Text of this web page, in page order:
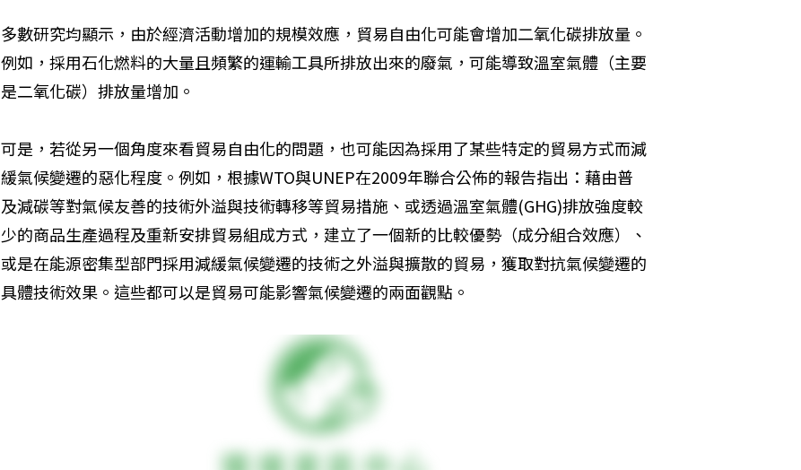
多數研究均顯示，由於經濟活動增加的規模效應，貿易自由化可能會增加二氧化碳排放量。
例如，採用石化燃料的大量且頻繁的運輸工具所排放出來的廢氣，可能導致溫室氣體（主要
是二氧化碳）排放量增加。
可是，若從另一個角度來看貿易自由化的問題，也可能因為採用了某些特定的貿易方式而減
緩氣候變遷的惡化程度。例如，根據WTO與UNEP在2009年聯合公佈的報告指出：藉由普
及減碳等對氣候友善的技術外溢與技術轉移等貿易措施、或透過溫室氣體(GHG)排放強度較
少的商品生產過程及重新安排貿易組成方式，建立了一個新的比較優勢（成分組合效應）、
或是在能源密集型部門採用減緩氣候變遷的技術之外溢與擴散的貿易，獲取對抗氣候變遷的
具體技術效果。這些都可以是貿易可能影響氣候變遷的兩面觀點。